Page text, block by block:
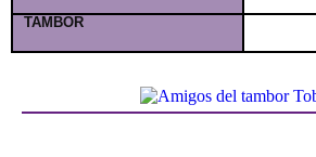
TAMBOR